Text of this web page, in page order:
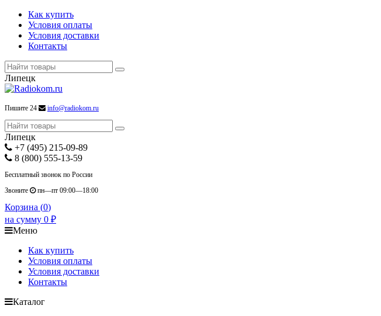
Как купить
Условия оплаты
Условия доставки
Контакты
Липецк
Пишите 24 info@radiokom.ru
Липецк
+7 (495) 215-09-89
8 (800) 555-13-59
Бесплатный звонок по России
Звоните
пн—пт 09:00—18:00
Корзина (0)
на сумму 0 ₽
Меню
Как купить
Условия оплаты
Условия доставки
Контакты
Каталог